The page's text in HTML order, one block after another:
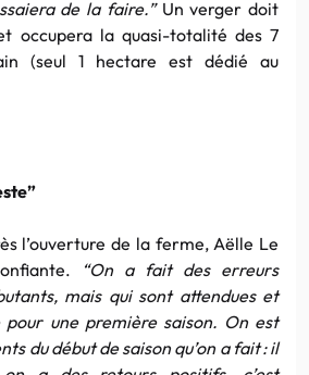
de la faire.”Un verger doit
occupera la quasi-totalité des 7
(seul 1 hectare est dédié au
l’ouverture de la ferme, Aëlle Le
“On a fait des erreurs
mais qui sont attendues et
pour une première saison. On est
du début de saison qu’on a fait : il